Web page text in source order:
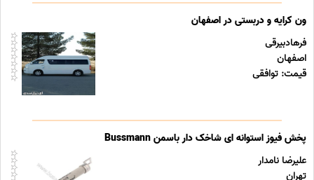
ون کرایه و دربستی در اصفهان
فرهادبیرقی
اصفهان
قیمت: توافقی
پخش فیوز استوانه ای شاخک دار باسمن Bussmann
علیرضا نامدار
تهران